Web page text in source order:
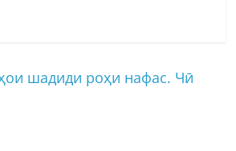
шадиди роҳи нафас. Чӣ